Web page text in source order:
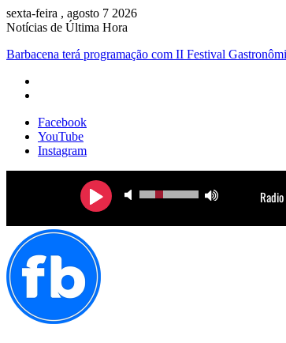
sexta-feira , agosto 7 2026
Notícias de Última Hora
Barbacena terá programação com II Festival
Facebook
YouTube
Instagram